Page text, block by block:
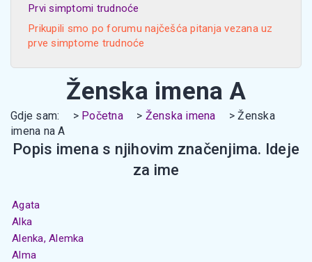
Prvi simptomi trudnoće
Prikupili smo po forumu najčešća pitanja vezana uz
prve simptome trudnoće
Ženska imena A
Gdje sam: Početna Ženska imena
Ženska
imena na A
Popis imena s njihovim značenjima. Ideje
za ime
Agata
Alka
Alenka, Alemka
Alma